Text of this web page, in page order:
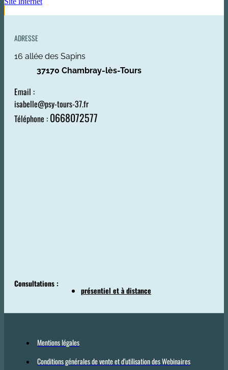
ADRESSE
16 allée des Sapins
37170 Chambray-lès-Tours
Email :
isabelle@psy-tours-37.fr
Téléphone : 0668072577
Consultations :
présentiel et à distance
Mentions légales
Conditions générales de vente et d’utilisation des Webinaires